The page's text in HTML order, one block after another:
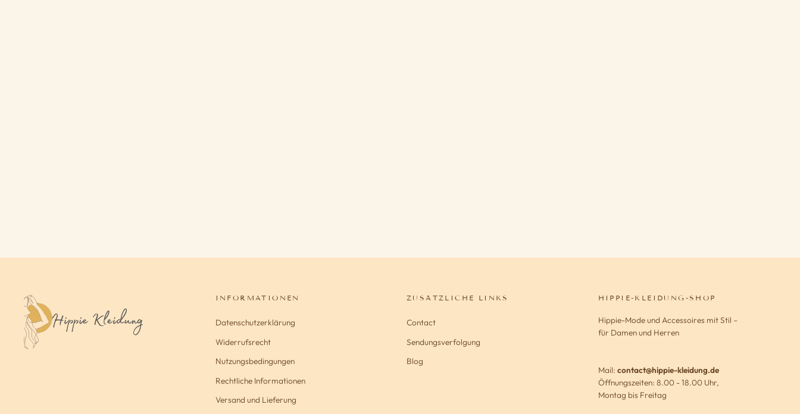
INFORMATIONEN
Datenschutzerklärung
Widerrufsrecht
Nutzungsbedingungen
Rechtliche Informationen
Versand und Lieferung
ZUSÄTZLICHE LINKS
Contact
Sendungsverfolgung
Blog
HIPPIE-KLEIDUNG-SHOP
Hippie-Mode und Accessoires mit Stil –
für Damen und Herren
Mail: contact@hippie-kleidung.de
Öffnungszeiten: 8.00 - 18.00 Uhr,
Montag bis Freitag